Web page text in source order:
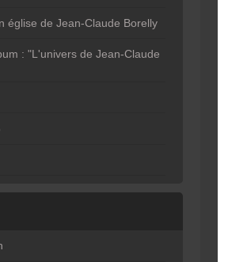
église de Jean-Claude Borelly
: "L'univers de Jean-Claude